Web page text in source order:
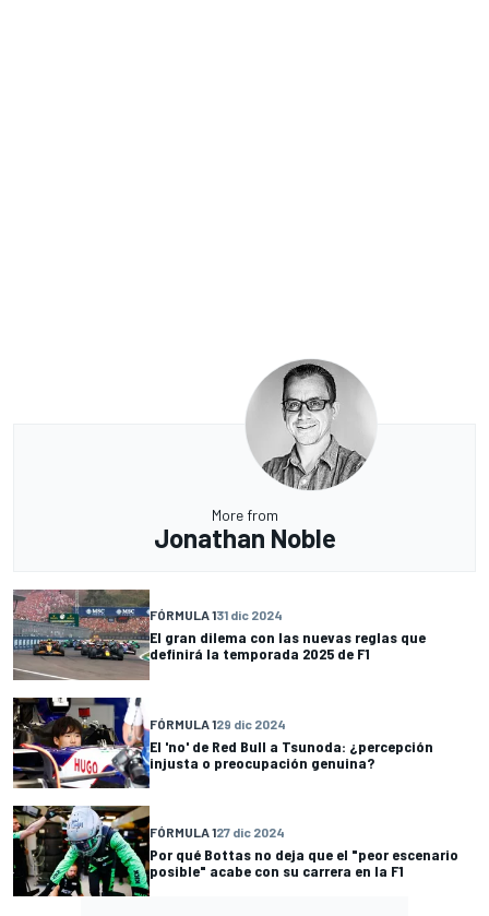
More from
Jonathan Noble
FÓRMULA 131 dic 2024
El gran dilema con las nuevas reglas que
definirá la temporada 2025 de F1
FÓRMULA 129 dic 2024
El 'no' de Red Bull a Tsunoda: ¿percepción
injusta o preocupación genuina?
FÓRMULA 127 dic 2024
Por qué Bottas no deja que el "peor escenario
posible" acabe con su carrera en la F1